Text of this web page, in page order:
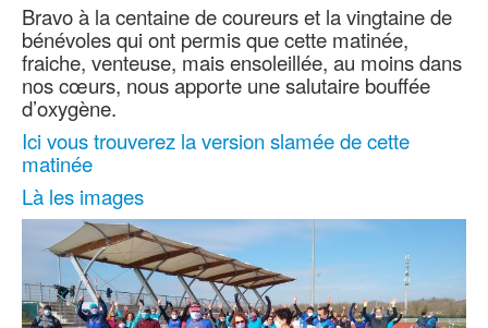
Bravo à la centaine de coureurs et la vingtaine de
bénévoles qui ont permis que cette matinée,
fraiche, venteuse, mais ensoleillée, au moins dans
nos cœurs, nous apporte une salutaire bouffée
d’oxygène.
Ici vous trouverez la version slamée de cette
matinée
Là les images